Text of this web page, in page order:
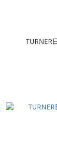
TURNER